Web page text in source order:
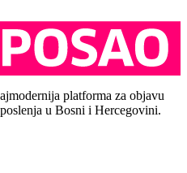
platforma za objavu
u Bosni i Hercegovini.